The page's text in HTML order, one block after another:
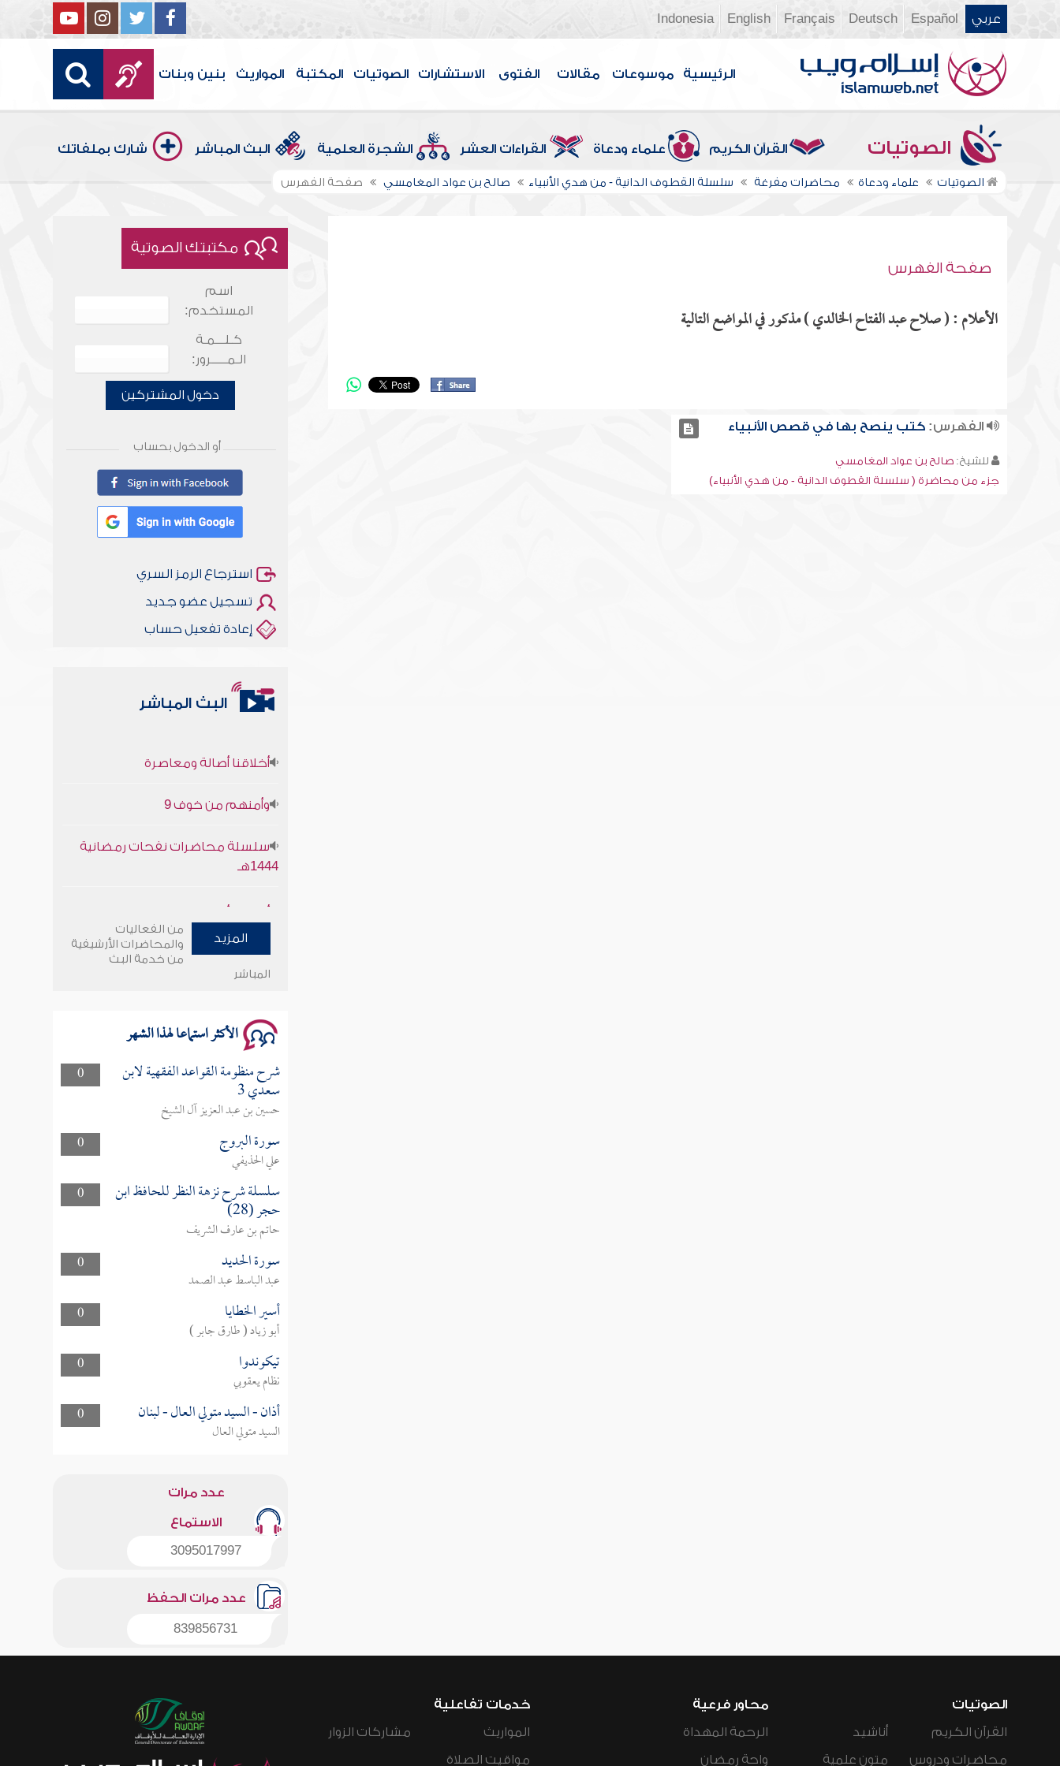
عربي Español
Deutsch
Français
English
Indonesia
الرئيسية موسوعات مقالات الفتوى الاستشارات الصوتيات المكتبة المواريث بنين وبنات
الصوتيات القرآن الكريم علماء ودعاة القراءات العشر الشجرة العلمية البث المباشر شارك بملفاتك
الصوتيات علماء ودعاة محاضرات مفرغة سلسلة القطوف الدانية - من هدي الأنبياء صالح بن عواد المغامسي صفحة الفهرس
صفحة الفهرس
الأعلام : ( صلاح عبد الفتاح الخالدي ) مذكور في المواضع التالية
الفهرس:كتب ينصح بها في قصص الأنبياء
للشيخ:صالح بن عواد المغامسي
جزء من محاضرة ( سلسلة القطوف الدانية - من هدي الأنبياء)
مكتبتك الصوتية
اسم
المستخدم:
كـلـــمـة
الـمـــــرور:
دخول المشتركين
أو الدخول بحساب
استرجاع الرمز السري
تسجيل عضو جديد
إعادة تفعيل حساب
البث المباشر
1444هـ
وأمنهم من خوف 9
سلسلة محاضرات نفحات رمضانية
المزيد
من الفعاليات
والمحاضرات الأرشيفية
من خدمة البث
المباشر
الأكثر استماعا لهذا الشهر
0 شرح منظومة القواعد الفقهية لابن
سعدي 3
حسين بن عبد العزيز آل الشيخ
0
سورة البروج
علي الحذيفي
0
سلسلة شرح نزهة النظر للحافظ ابن
حجر (28)
حاتم بن عارف الشريف
0
سورة الحديد
عبد الباسط عبد الصمد
0
أسير الخطايا
أبو زياد ( طارق جابر )
0
تيكوندوا
نظام يعقوبي
0
أذان - السيد متولي العال - لبنان
السيد متولي العال
عدد مرات
الاستماع
3095017997
عدد مرات الحفظ
839856731
الصوتيات
القرآن الكريم
محاضرات ودروس
أناشيد
متون علمية
محاور فرعية
الرحمة المهداة
واحة رمضان
خدمات تفاعلية
المواريث
مواقيت الصلاة
مشاركات الزوار